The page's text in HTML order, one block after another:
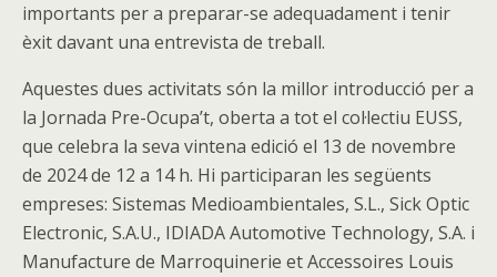
importants per a preparar-se adequadament i tenir
èxit davant una entrevista de treball.
Aquestes dues activitats són la millor introducció per a
la Jornada Pre-Ocupa’t, oberta a tot el col·lectiu EUSS,
que celebra la seva vintena edició el 13 de novembre
de 2024 de 12 a 14 h. Hi participaran les següents
empreses: Sistemas Medioambientales, S.L., Sick Optic
Electronic, S.A.U., IDIADA Automotive Technology, S.A. i
Manufacture de Marroquinerie et Accessoires Louis